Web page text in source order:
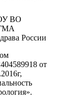
ВО
России
от